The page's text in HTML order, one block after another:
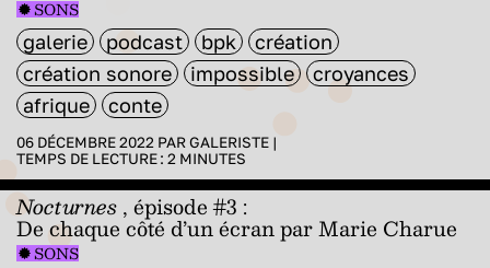
SONS
galerie podcast bpk
création
création sonore
impossible
croyances
afrique
conte
06 DÉCEMBRE 2022 PARGALERISTE |
TEMPS DE LECTURE : 2 MINUTES
Nocturnes, épisode #3 :
De chaque côté d’un écran par Marie Charue
SONS